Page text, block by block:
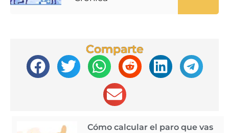
Comparte
Cómo calcular el paro que vas